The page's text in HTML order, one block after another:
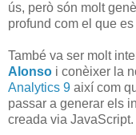
ús, però són molt
profund com el que
També va ser molt
Alonso i conèixer la
Analytics 9 així com
passar a generar els
creada via JavaScript.